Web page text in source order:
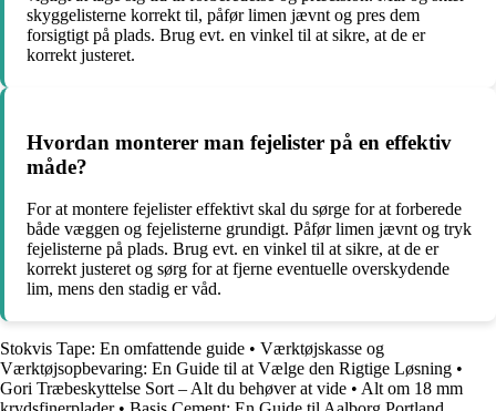
skyggelisterne korrekt til, påfør limen jævnt og pres dem
forsigtigt på plads. Brug evt. en vinkel til at sikre, at de er
korrekt justeret.
Hvordan monterer man fejelister på en effektiv
måde?
For at montere fejelister effektivt skal du sørge for at forberede
både væggen og fejelisterne grundigt. Påfør limen jævnt og tryk
fejelisterne på plads. Brug evt. en vinkel til at sikre, at de er
korrekt justeret og sørg for at fjerne eventuelle overskydende
lim, mens den stadig er våd.
Stokvis Tape: En omfattende guide • Værktøjskasse og
Værktøjsopbevaring: En Guide til at Vælge den Rigtige Løsning •
Gori Træbeskyttelse Sort – Alt du behøver at vide • Alt om 18 mm